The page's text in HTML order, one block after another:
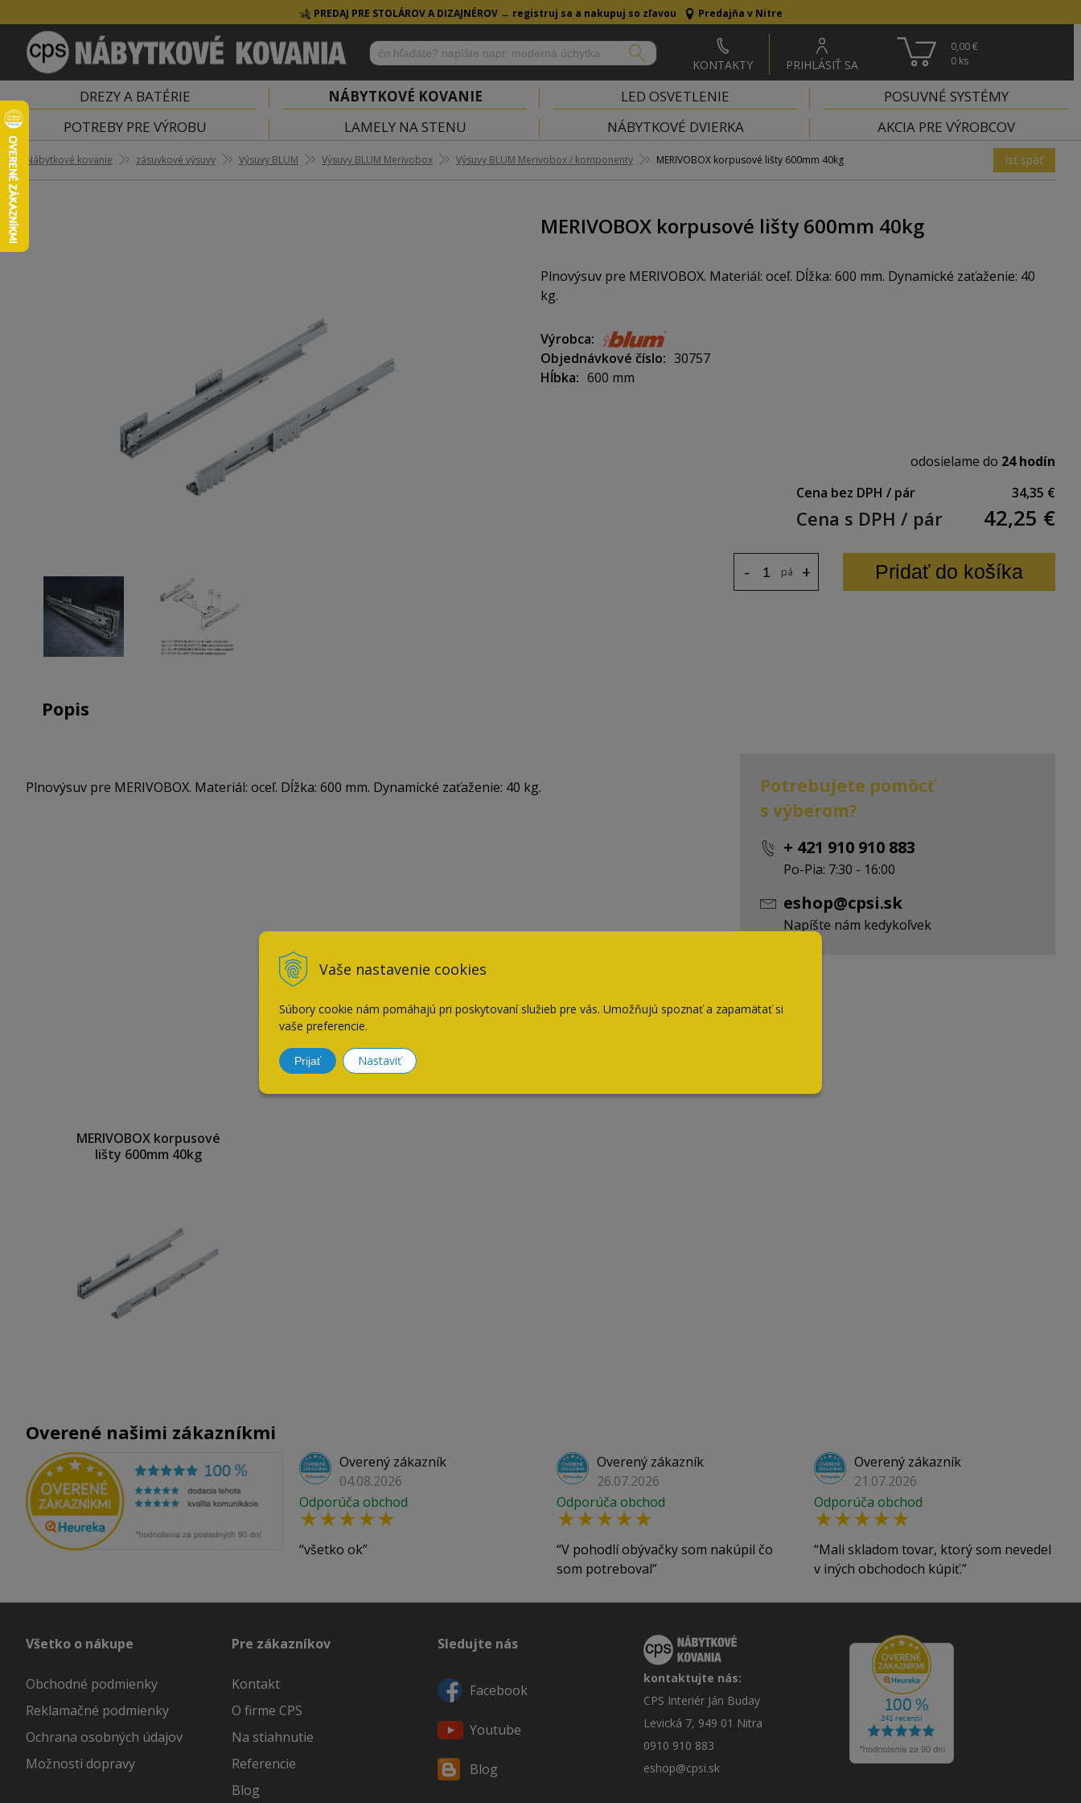
Vaše nastavenie cookies
Súbory cookie nám pomáhajú pri poskytovaní služieb pre vás. Umožňujú spoznať a zapamätať si
vaše preferencie.
Prijať Nastaviť
PREDAJ PRE STOLÁROV A DIZAJNÉROV → registruj sa a nakupuj so zľavou Predajňa v Nitre
KONTAKTY PRIHLÁSIŤ SA
0,00 €
0 ks
DREZY A BATÉRIE NÁBYTKOVÉ KOVANIE LED OSVETLENIE
POSUVNÉ SYSTÉMY
POTREBY PRE VÝROBU
LAMELY NA STENU NÁBYTKOVÉ DVIERKA AKCIA PRE VÝROBCOV
Nábytkové kovanie zásuvkové výsuvy Výsuvy BLUM Výsuvy BLUM Merivobox Výsuvy BLUM Merivobox / komponenty MERIVOBOX korpusové lišty 600mm 40kg ísť späť
MERIVOBOX korpusové lišty 600mm 40kg
Plnovýsuv pre MERIVOBOX. Materiál: oceľ. Dĺžka: 600 mm. Dynamické zaťaženie: 40
kg.
Výrobca
Objednávkové číslo
30757
Hĺbka
600 mm
odosielame do 24 hodín
Cena bez DPH / pár
34,35 €
Cena s DPH / pár 42,25 €
pár +
- Pridať do košíka
Popis
Plnovýsuv pre MERIVOBOX. Materiál: oceľ. Dĺžka: 600 mm. Dynamické zaťaženie: 40 kg.
Potrebujete pomôcť
s výberom?
+ 421 910 910 883
Po-Pia: 7:30 - 16:00
eshop@cpsi.sk
Napíšte nám kedykoľvek
MERIVOBOX korpusové
lišty 600mm 40kg
Overené našimi zákazníkmi
Overený zákazník
04.08.2026
Odporúča obchod
všetko ok
Overený zákazník
26.07.2026
Odporúča obchod
V pohodlí obývačky som nakúpil čo
som potreboval
Overený zákazník
21.07.2026
Odporúča obchod
Mali skladom tovar, ktorý som nevedel
v iných obchodoch kúpiť.
Všetko o nákupe
Obchodné podmienky
Reklamačné podmienky
Ochrana osobných údajov
Možnosti dopravy
Pre zákazníkov
Kontakt
O firme CPS
Na stiahnutie
Referencie
Blog
Sledujte nás
Facebook
Youtube
Blog
kontaktujte nás:
CPS Interiér Ján Buday
Levická 7, 949 01 Nitra
0910 910 883
eshop@cpsi.sk